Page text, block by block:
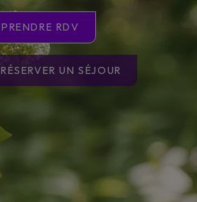
PRENDRE RDV
RÉSERVER UN SÉJOUR